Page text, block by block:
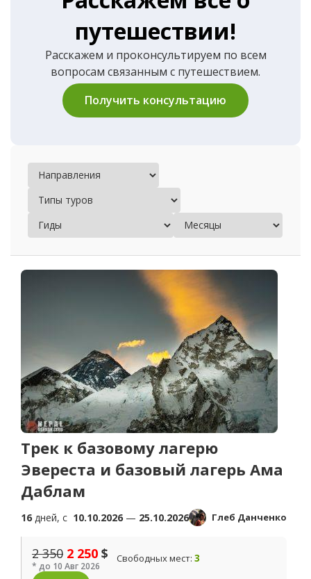
путешествии!
Расскажем и проконсультируем по всем
вопросам связанным с путешествием.
Получить консультацию
Трек к базовому лагерю
Эвереста и базовый лагерь Ама
Даблам
16 дней, c 10.10.2026 — 25.10.2026 Глеб Данченко
2 350 2 250 $
* до 10 Авг 2026
Свободных мест: 3